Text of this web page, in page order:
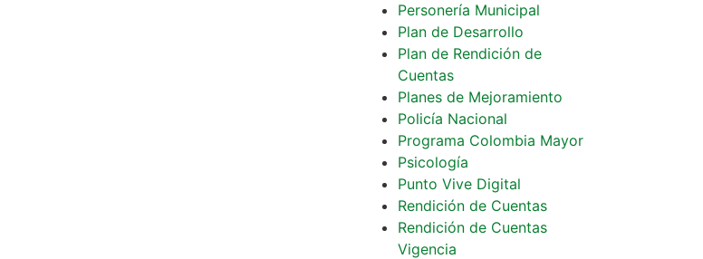
Personería Municipal
Plan de Desarrollo
Plan de Rendición de
Cuentas
Planes de Mejoramiento
Policía Nacional
Programa Colombia Mayor
Psicología
Punto Vive Digital
Rendición de Cuentas
Rendición de Cuentas
Vigencia